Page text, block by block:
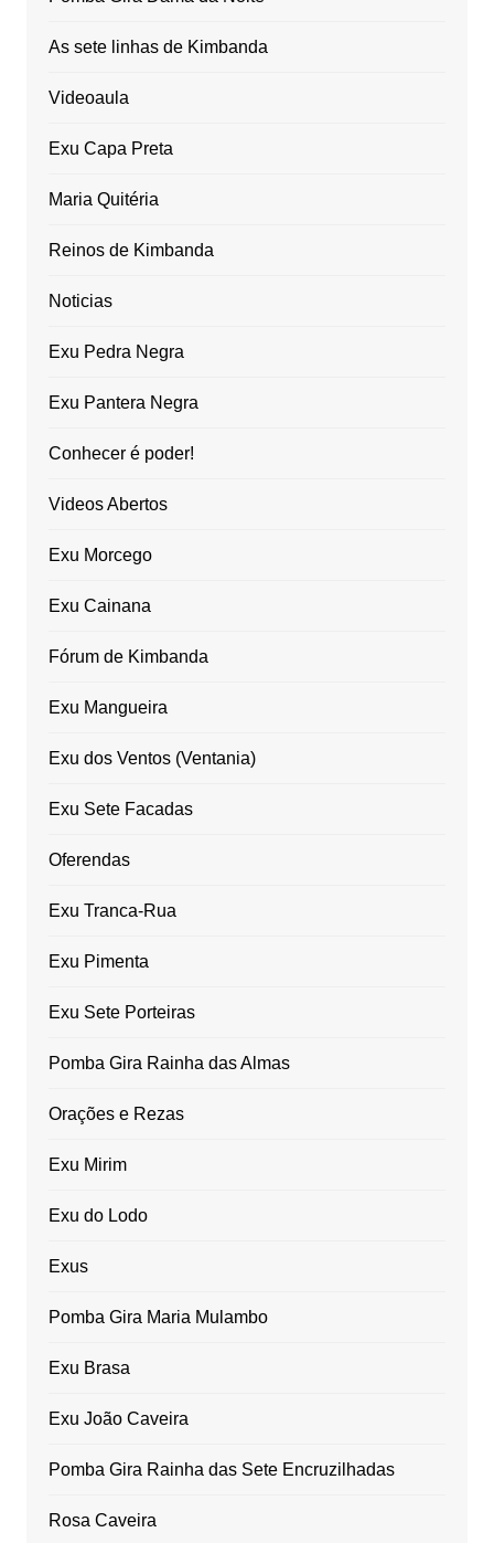
As sete linhas de Kimbanda
Videoaula
Exu Capa Preta
Maria Quitéria
Reinos de Kimbanda
Noticias
Exu Pedra Negra
Exu Pantera Negra
Conhecer é poder!
Videos Abertos
Exu Morcego
Exu Cainana
Fórum de Kimbanda
Exu Mangueira
Exu dos Ventos (Ventania)
Exu Sete Facadas
Oferendas
Exu Tranca-Rua
Exu Pimenta
Exu Sete Porteiras
Pomba Gira Rainha das Almas
Orações e Rezas
Exu Mirim
Exu do Lodo
Exus
Pomba Gira Maria Mulambo
Exu Brasa
Exu João Caveira
Pomba Gira Rainha das Sete Encruzilhadas
Rosa Caveira